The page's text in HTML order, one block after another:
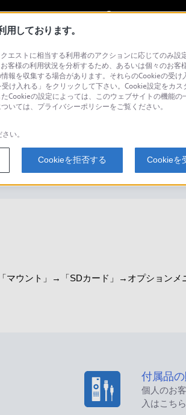
できません。
ウント」→「SDカード」→オプションメ
付属品
個人のお
入はこちら
しております。
エストに相当する利用者のアクションに応じてのみ
客様の利用状況を分析するため、あるいは個々のお
報を収集する場合があります。それらのCookieの受
け入れる」をクリックして下さい。Cookie設定をカ
Cookieの設定によっては、このウェブサイトの機能
いては、プライバシーポリシーをご覧ください。
い。
Cookieを拒否する Cookieを